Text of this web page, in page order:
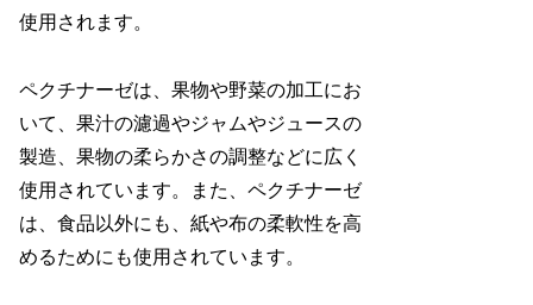
使用されます。
ペクチナーゼは、果物や野菜の加工にお
いて、果汁の濾過やジャムやジュースの
製造、果物の柔らかさの調整などに広く
使用されています。また、ペクチナーゼ
は、食品以外にも、紙や布の柔軟性を高
めるためにも使用されています。